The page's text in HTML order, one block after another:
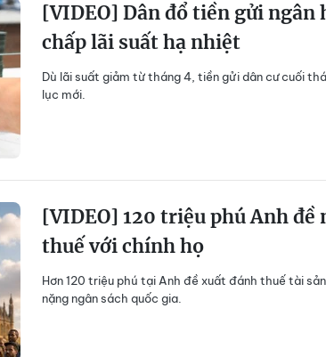
[VIDEO] Dân đổ tiền gửi ngân
chấp lãi suất hạ nhiệt
Dù lãi suất giảm từ tháng 4, tiền gửi dân cư cuối
lục mới.
[VIDEO] 120 triệu phú Anh
thuế với chính họ
Hơn 120 triệu phú tại Anh đề xuất đánh thuế tài
nặng ngân sách quốc gia.